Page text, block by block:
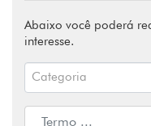
Abaixo você poderá
interesse.
Categoria